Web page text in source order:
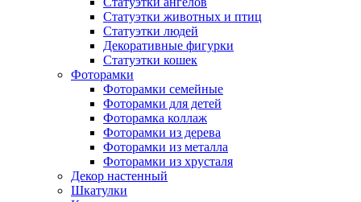
Статуэтки животных и птиц
Статуэтки людей
Декоративные фигурки
Статуэтки кошек
Фоторамки
Фоторамки семейные
Фоторамки для детей
Фоторамка коллаж
Фоторамки из дерева
Фоторамки из металла
Фоторамки из хрусталя
Декор настенный
Шкатулки